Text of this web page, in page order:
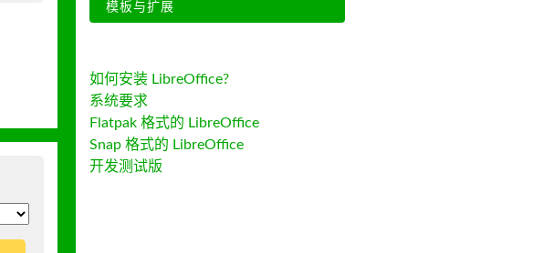
模板与扩展
如何安装 LibreOffice?
系统要求
Flatpak 格式的 LibreOffice
Snap 格式的 LibreOffice
开发测试版